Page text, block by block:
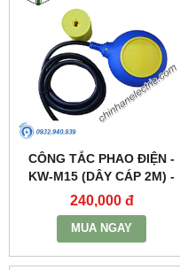
CÔNG TẮC PHAO ĐIỆN -
KW-M15 (DÂY CÁP 2M) -
KAWASAN
240,000 đ
MUA NGAY